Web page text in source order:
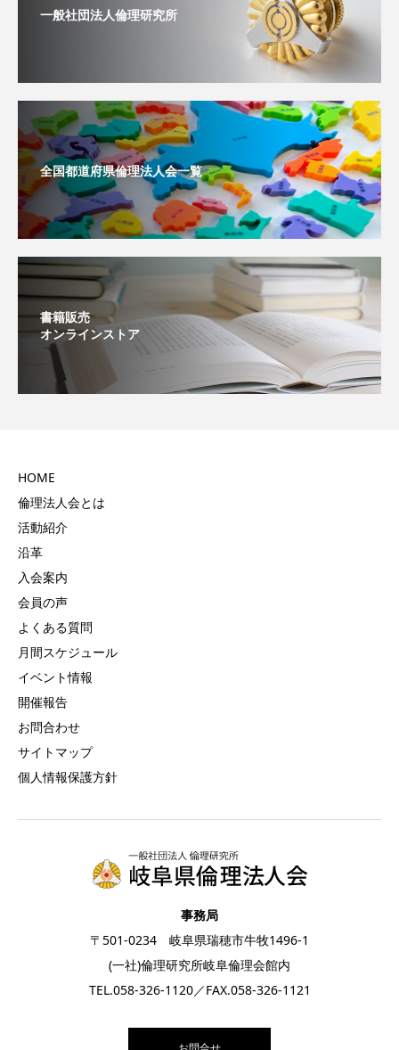
一般社団法人倫理研究所
全国都道府県倫理法人会一覧
書籍販売
オンラインストア
HOME
倫理法人会とは
活動紹介
沿革
入会案内
会員の声
よくある質問
月間スケジュール
イベント情報
開催報告
お問合わせ
サイトマップ
個人情報保護方針
事務局
〒501-0234 岐阜県瑞穂市牛牧1496-1
(一社)倫理研究所岐阜倫理会館内
TEL.058-326-1120／FAX.058-326-1121